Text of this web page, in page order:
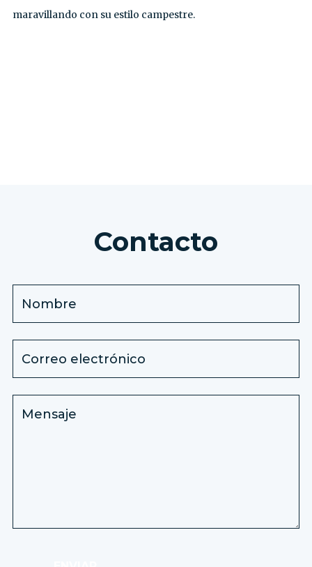
maravillando con su estilo campestre.
Contacto